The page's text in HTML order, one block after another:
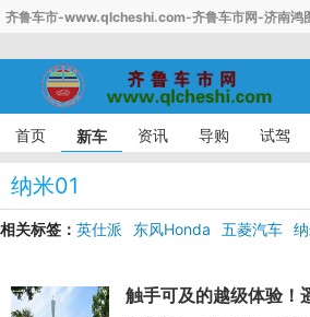
齐鲁车市-www.qlcheshi.com-齐鲁车市网-济南鸿
首页 新车 资讯 导购 试驾
纳米01
相关标签： 英仕派 东风Honda 五菱汽车